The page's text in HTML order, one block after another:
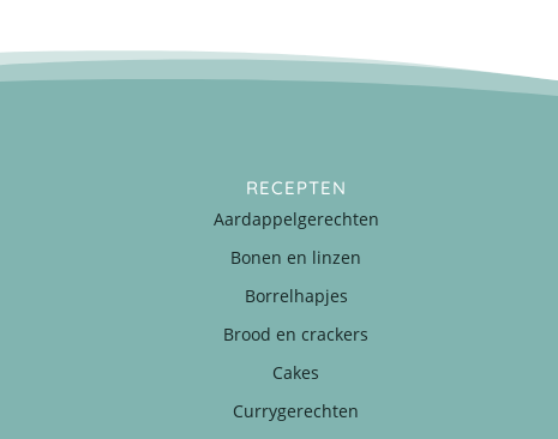
RECEPTEN
Aardappelgerechten
Bonen en linzen
Borrelhapjes
Brood en crackers
Cakes
Currygerechten